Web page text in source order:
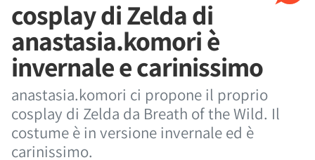
cosplay di Zelda di
anastasia.komori è
invernale e carinissimo
anastasia.komori ci propone il proprio
cosplay di Zelda da Breath of the Wild. Il
costume è in versione invernale ed è
carinissimo.